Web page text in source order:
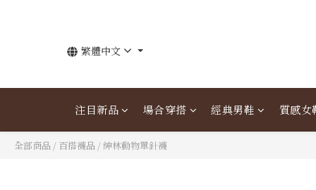
注目新品 場合穿搭 經典男鞋 質感女
繁體中文
全部商品 / 百搭襪品 /紳林動物單針襪